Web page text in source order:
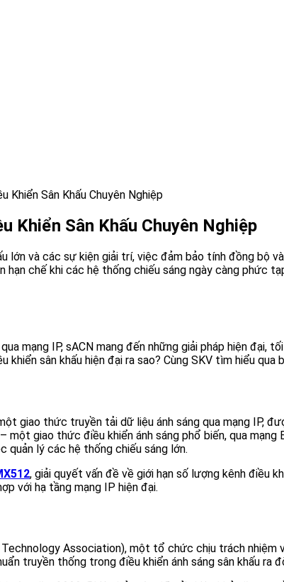
Khiển Sân Khấu Chuyên Nghiệp
Khiển Sân Khấu Chuyên Nghiệp
lớn và các sự kiện giải trí, việc đảm bảo tính đồng bộ
chế khi các hệ thống chiếu sáng ngày càng phức
mạng IP, sACN mang đến những giải pháp hiện đại,
sân khấu hiện đại ra sao? Cùng SKV tìm hiểu qua
giao thức truyền tải dữ liệu ánh sáng qua mạng IP,
một giao thức điều khiển ánh sáng phổ biến, qua
quản lý các hệ thống chiếu sáng lớn.
, giải quyết vấn đề về giới hạn số lượng kênh điều
với hạ tầng mạng IP hiện đại.
Association), một tổ chức chịu trách
truyền thống trong điều khiển ánh sáng sân khấu ra